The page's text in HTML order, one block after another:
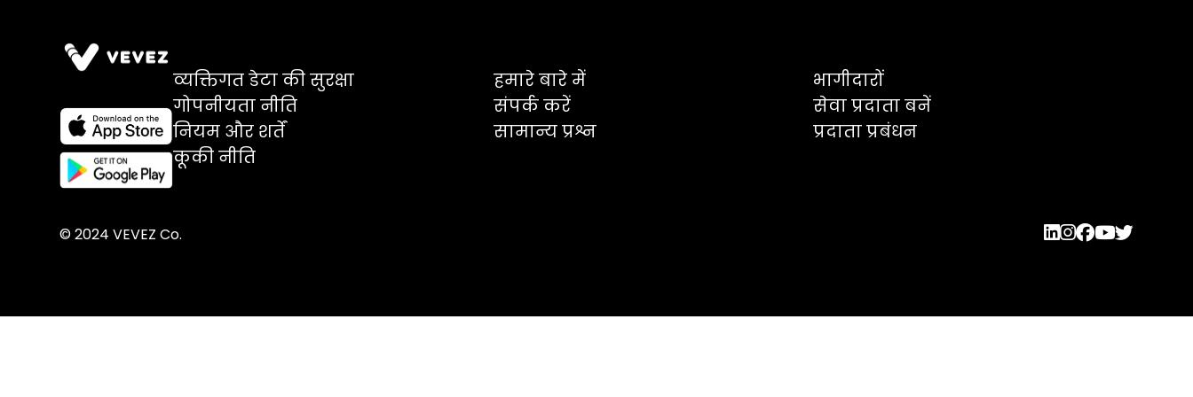
व्यक्तिगत डेटा की सुरक्षा
गोपनीयता नीति
नियम और शर्तें
कूकी नीति
हमारे बारे में
संपर्क करें
सामान्य प्रश्न
भागीदारों
सेवा प्रदाता बनें
प्रदाता प्रबंधन
© 2024 VEVEZ Co.